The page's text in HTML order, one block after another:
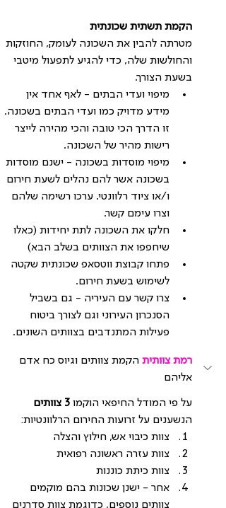
הקמת תשתית שכונתית
מטרתה להבין את השכונה לעומק, החוזקות
והחולשות שלה, כדי להגיע לתפעול מיטבי
בשעת הצורך.
מיפוי ועדי הבתים - לאף אחד אין
מידע מדויק כמו ועדי הבתים בשכונה.
זו הדרך הכי טובה והכי מהירה לייצר
רישות מהיר של השכונה.
מיפוי מוסדות בשכונה - ישנם מוסדות
בשכונה אשר להם נהלים לשעת חירום
ו/או ציוד רלוונטי. ערכו רשימה שלהם
וצרו עימם קשר.
חלקו את השכונה לתת יחידות (כאלו
שיחפפו את הצוותים בשלב הבא)
פתחו קבוצת ווטסאפ שכונתית שקטה
לשימוש בשעת חירום.
צרו קשר עם העיריה - גם בשביל
הסנכרון העירוני וגם לצורך ביטוח
פעילות המתנדבים בצוותים השונים.
רמת צוותית הקמת צוותים וגיוס כח אדם
אליהם
על פי המודל החיפאי הוקמו 3 צוותים
הנשענים על זרועות החירום הרלוונטיות:
צוות כיבוי אש, חילוץ והצלה
צוות עזרה ראשונה רפואית
צוות כיתת כוננות
אחר - ישנן שכונות בהם מוקמים
צוותים נוספים, כדוגמת צוות סדרנים